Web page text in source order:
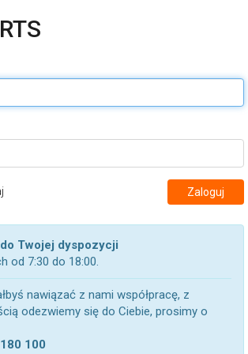
Zaloguj
Twojej dyspozycji
od 7:30 do 18:00.
nawiązać z nami współpracę, z
odezwiemy się do Ciebie, prosimy o
100